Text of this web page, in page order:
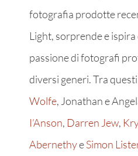
fotografia prodotte
Light, sorprende e ispira
passione di fotografi
diversi generi. Tra questi
Wolfe, Jonathan e
I’Anson, Darren Jew,
AbernethyeSimon